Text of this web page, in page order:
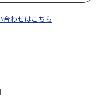
わせはこちら